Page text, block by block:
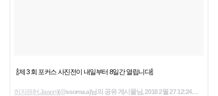
🍾제 3 회 포커스 사진전이 내일부터 8일간 열립니다🍾
허자원(H.Jawon)(@ssoma.a)님의 공유 게시물님,2018 2월 27 12:24오전 PST